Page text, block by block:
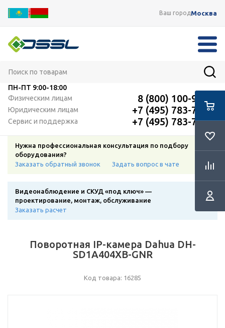
Ваш городМосква
ПН-ПТ 9:00-18:00
Физическим лицам
8 (800) 100-91-12
Юридическим лицам +7 (495) 783-72-87
Сервис и поддержка +7 (495) 783-72-87
Нужна профессиональная консультация по подбору
оборудования?
Заказать обратный звонок
Задать вопрос в чате
Видеонаблюдение и СКУД «под ключ» —
проектирование, монтаж, обслуживание
Заказать расчет
Поворотная IP-камера Dahua DH-
SD1A404XB-GNR
Код товара: 16285